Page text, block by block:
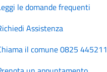
le domande frequenti
Assistenza
il comune 0825 445211